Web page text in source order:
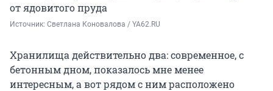
от ядовитого пруда
Источник: Светлана Коновалова / YA62.RU
Хранилища действительно два: современное, с
бетонным дном, показалось мне менее
интересным, а вот рядом с ним расположено